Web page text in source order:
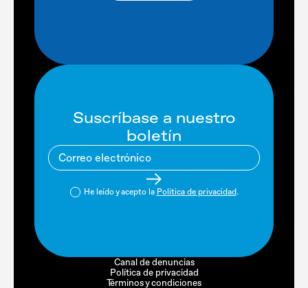
Suscríbase a nuestro
boletín
He leído y acepto la Política de privacidad.
Canal de denuncias
Política de privacidad
Términos y condiciones